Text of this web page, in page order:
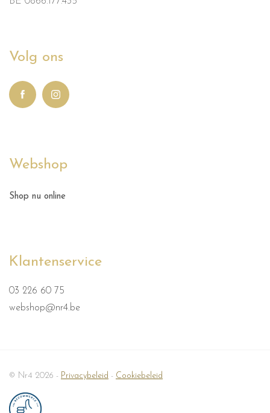
Volg ons
Webshop
Shop nu online
Klantenservice
03 226 60 75
webshop@nr4.be
© Nr4 2026 - Privacybeleid - Cookiebeleid